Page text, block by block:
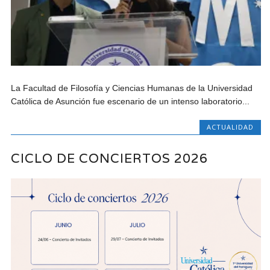
La Facultad de Filosofía y Ciencias Humanas de la Universidad
Católica de Asunción fue escenario de un intenso laboratorio...
ACTUALIDAD
CICLO DE CONCIERTOS 2026